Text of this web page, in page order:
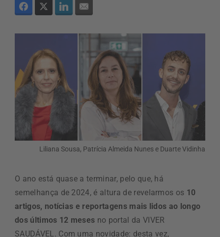
Liliana Sousa, Patrícia Almeida Nunes e Duarte Vidinha
O ano está quase a terminar, pelo que, há
semelhança de 2024, é altura de revelarmos os 10
artigos, notícias e reportagens mais lidos ao longo
dos últimos 12 meses no portal da VIVER
SAUDÁVEL. Com uma novidade: desta vez,